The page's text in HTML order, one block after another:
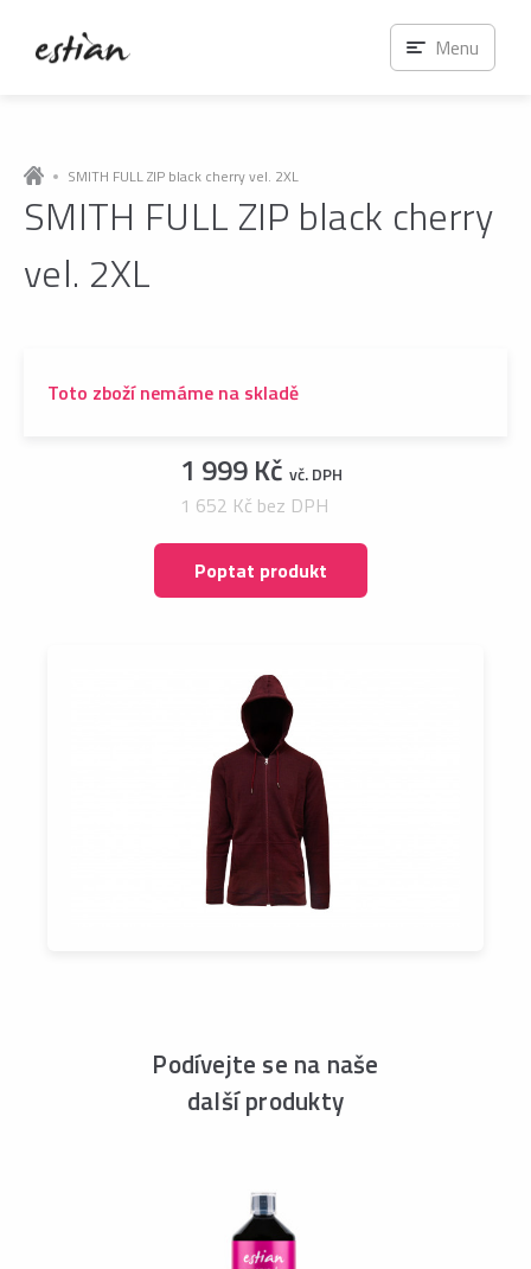
SMITH FULL ZIP black cherry vel. 2XL
SMITH FULL ZIP black cherry
vel. 2XL
Toto zboží nemáme na skladě
1 999 Kč vč. DPH
1 652 Kč bez DPH
Poptat produkt
Podívejte se na naše
další produkty
Menu